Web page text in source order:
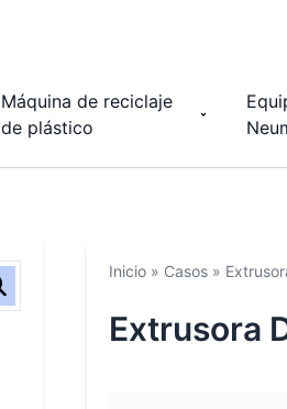
Máquina de reciclaje
de plástico
Inicio » Casos »
Extrusora